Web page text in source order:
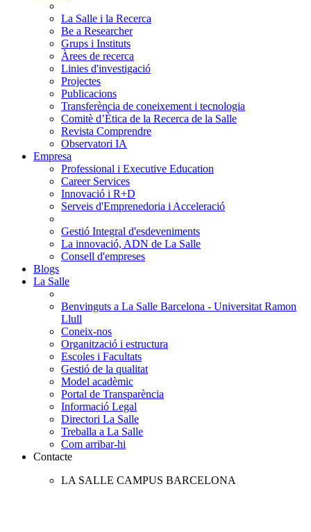
La Salle i la Recerca
Be a Researcher
Grups i Instituts
Àrees de recerca
Linies d'investigació
Projectes
Publicacions
Transferència de coneixement i tecnologia
Comitè d’Ètica de la Recerca de la Salle
Revista Comprendre
Observatori IA
Empresa
Professional i Executive Education
Career Services
Innovació i R+D
Serveis d'Emprenedoria i Acceleració
Gestió Integral d'esdeveniments
La innovació, ADN de La Salle
Consell d'empreses
Blogs
La Salle
Benvinguts a La Salle Barcelona - Universitat Ramon
Llull
Coneix-nos
Organització i estructura
Escoles i Facultats
Gestió de la qualitat
Model acadèmic
Portal de Transparència
Informació Legal
Directori La Salle
Treballa a La Salle
Com arribar-hi
Contacte
LA SALLE CAMPUS BARCELONA